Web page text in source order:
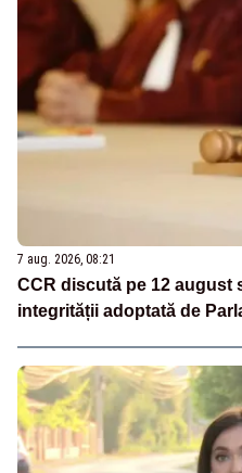
7 aug. 2026, 08:21
CCR discută pe 12 august
integrității adoptată de